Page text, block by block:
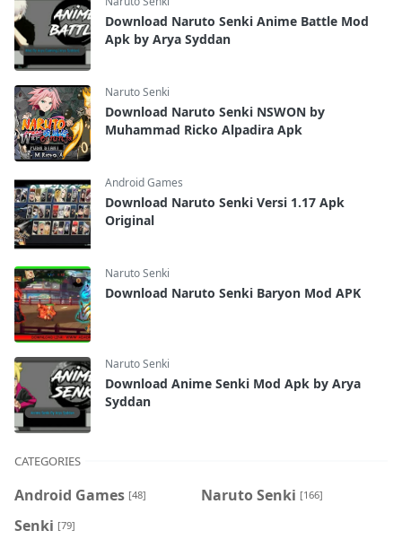
Download Naruto Senki Anime Battle Mod
Apk by Arya Syddan
Naruto Senki
Download Naruto Senki NSWON by
Muhammad Ricko Alpadira Apk
Android Games
Download Naruto Senki Versi 1.17 Apk
Original
Naruto Senki
Download Naruto Senki Baryon Mod APK
Naruto Senki
Download Anime Senki Mod Apk by Arya
Syddan
CATEGORIES
Android Games [48] Naruto Senki [166]
Senki [79]